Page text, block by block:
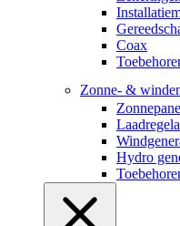
Coax
Zonne- &
Hydro